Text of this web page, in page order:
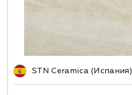
STN Ceramica (Испания)